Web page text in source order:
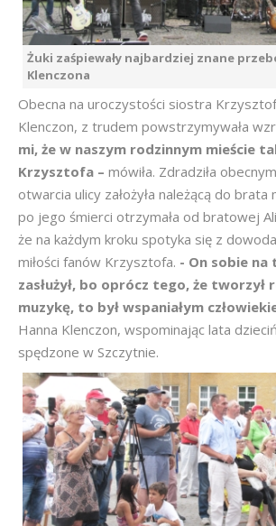
Żuki zaśpiewały najbardziej znane
Klenczona
Obecna na uroczystości siostra
Klenczon, z trudem powstrzymywała
mi, że w naszym rodzinnym mieście
Krzysztofa – mówiła. Zdradziła
otwarcia ulicy założyła należącą do
po jego śmierci otrzymała od bratowej
że na każdym kroku spotyka się z
miłości fanów Krzysztofa. - On sobie na
zasłużył, bo oprócz tego, że tworzył
muzykę, to był wspaniałym
Hanna Klenczon, wspominając lata
spędzone w Szczytnie.